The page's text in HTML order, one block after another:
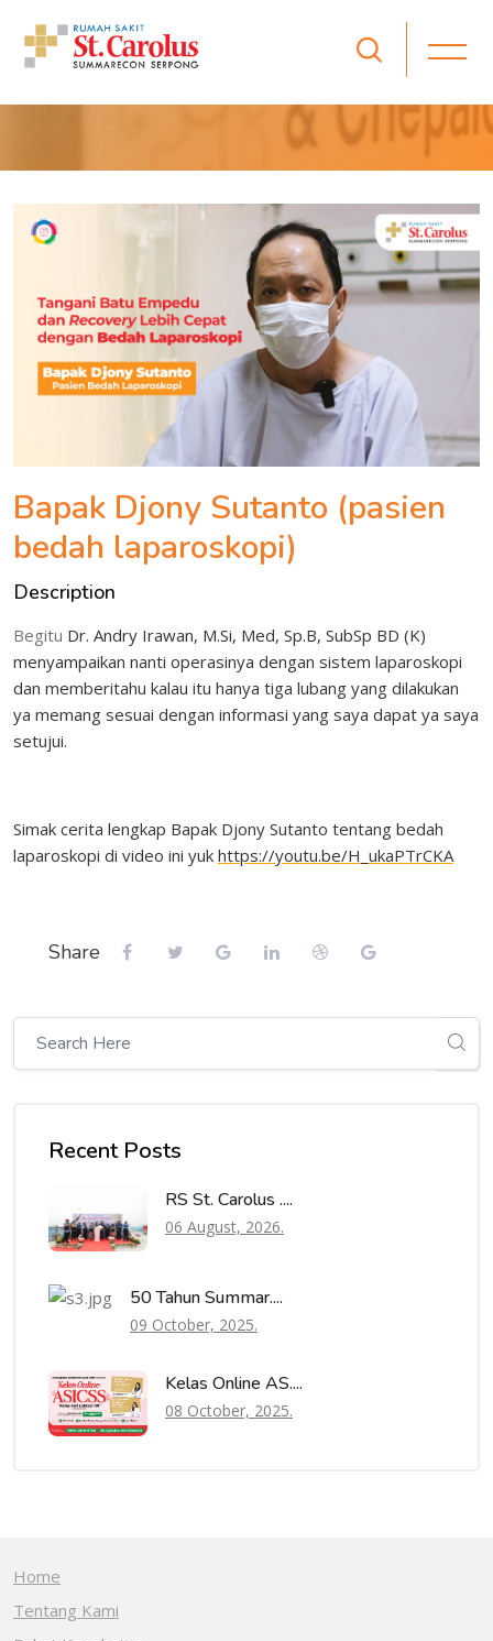
CERITA PASIEN
Bapak Djony Sutanto (pasien
bedah laparoskopi)
Description
Begitu Dr. Andry Irawan, M.Si, Med, Sp.B, SubSp BD (K)
menyampaikan nanti operasinya dengan sistem laparoskopi
dan memberitahu kalau itu hanya tiga lubang yang dilakukan
ya memang sesuai dengan informasi yang saya dapat ya saya
setujui.
Simak cerita lengkap Bapak Djony Sutanto tentang bedah
laparoskopi di video ini yuk https://youtu.be/H_ukaPTrCKA
Share
Recent Posts
RS St. Carolus ....
06 August, 2026.
50 Tahun Summar....
09 October, 2025.
Kelas Online AS....
08 October, 2025.
Home
Tentang Kami